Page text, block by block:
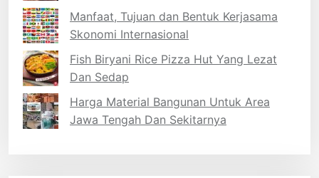
Manfaat, Tujuan dan Bentuk Kerjasama
Skonomi Internasional
Fish Biryani Rice Pizza Hut Yang Lezat
Dan Sedap
Harga Material Bangunan Untuk Area
Jawa Tengah Dan Sekitarnya